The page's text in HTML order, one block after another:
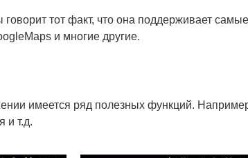
тот факт, что она поддерживает
и многие другие.
имеется ряд полезных функций.
и т.д.